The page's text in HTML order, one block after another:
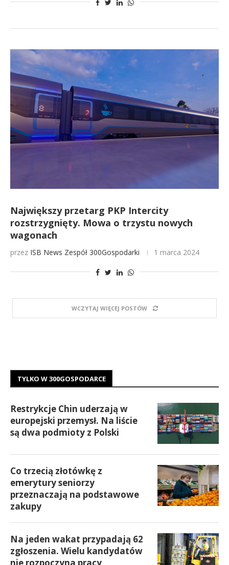
Największy przetarg PKP Intercity
rozstrzygnięty. Mowa o trzystu nowych
wagonach
przez ISB News Zespół 300Gospodarki 1 marca 2024
WCZYTAJ WIĘCEJ POSTÓW
TYLKO W 300GOSPODARCE
Restrykcje Chin uderzają w
europejski przemysł. Na liście
są dwa podmioty z Polski
Co trzecią złotówkę z
emerytury seniorzy
przeznaczają na podstawowe
zakupy
Na jeden wakat przypadają 62
zgłoszenia. Wielu kandydatów